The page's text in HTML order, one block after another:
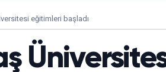
eğitimleri başladı